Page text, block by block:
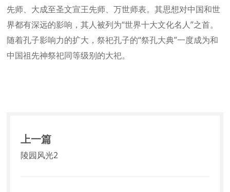
先师、大成至圣文宣王先师、万世师表。其思想对中国和世
界都有深远的影响，其人被列为“世界十大文化名人”之首。
随着孔子影响力的扩大，祭祀孔子的“祭孔大典”一度成为和
中国祖先神祭祀同等级别的大祀。
上一篇
陵园风光2